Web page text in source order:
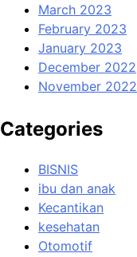
March 2023
February 2023
January 2023
December 2022
November 2022
Categories
BISNIS
ibu dan anak
Kecantikan
kesehatan
Otomotif